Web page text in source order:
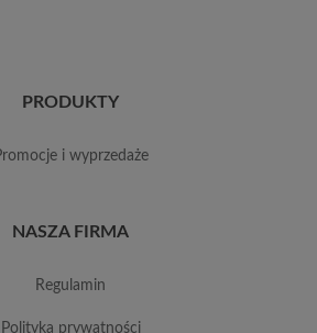
PRODUKTY
promocje i wyprzedaże
NASZA FIRMA
regulamin
polityka prywatności